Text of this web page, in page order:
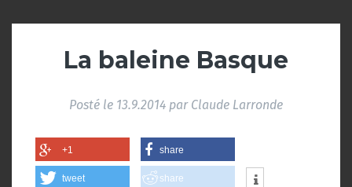
La baleine Basque
Posté le 13.9.2014 par Claude Larronde
+1 share
tweet share